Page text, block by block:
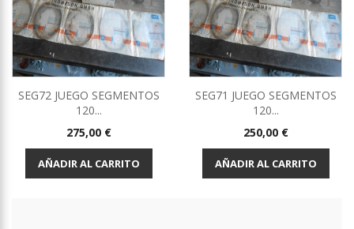
SEG72 JUEGO SEGMENTOS
120...
Precio
275,00 €
AÑADIR AL CARRITO
SEG71 JUEGO SEGMENTOS
120...
Precio
250,00 €
AÑADIR AL CARRITO